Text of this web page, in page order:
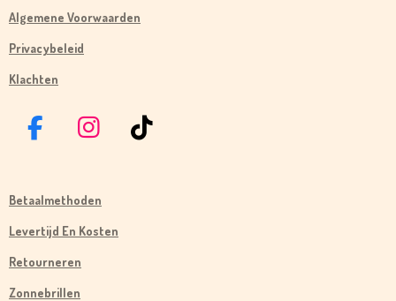
Algemene Voorwaarden
Privacybeleid
Klachten
F
E
B
O
O
I
T
A
T
Betaalmethoden
Levertijd En Kosten
Retourneren
Zonnebrillen